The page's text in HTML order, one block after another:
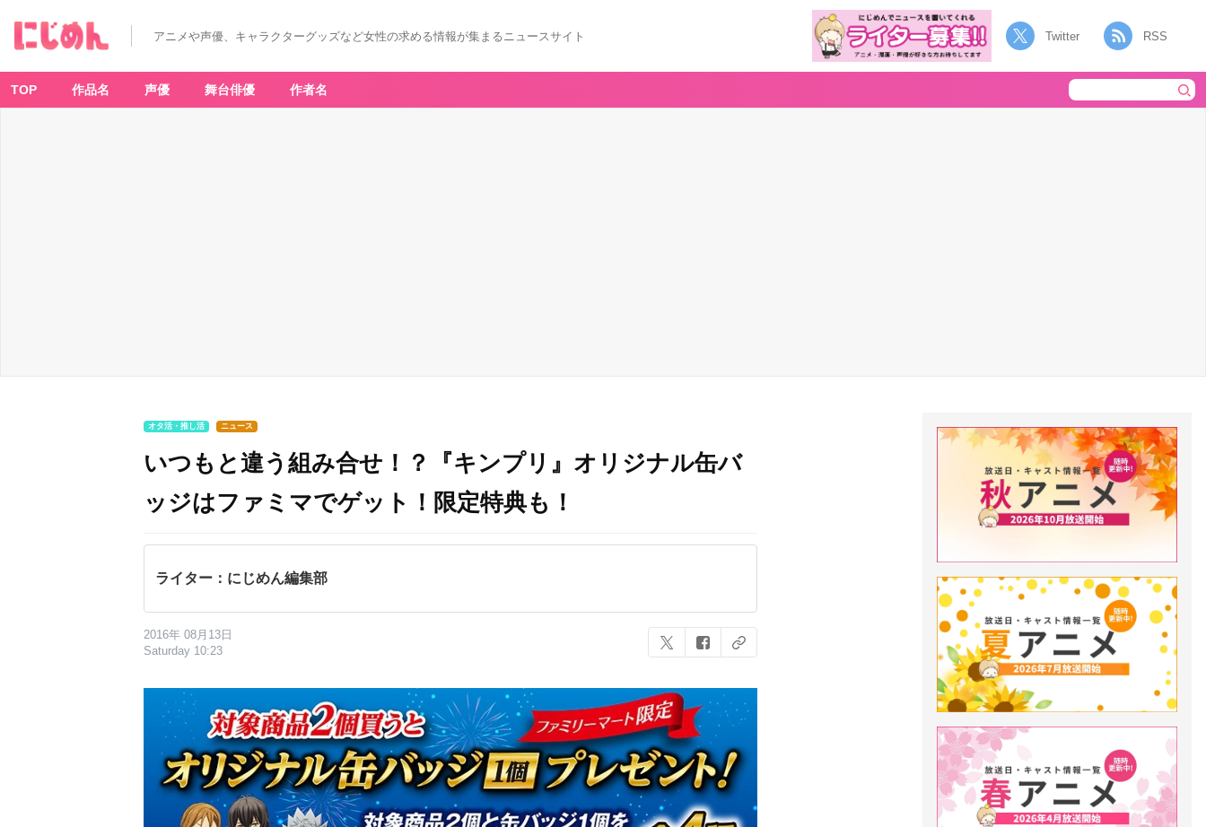
アニメや声優、キャラクターグッズなど女性の求める情報が集まるニュースサイト Twitter RSS
TOP 作品名 声優 舞台俳優 作者名
オタ活・推し活 ニュース
いつもと違う組み合せ！？『キンプリ』オリジナル缶バ
ッジはファミマでゲット！限定特典も！
ライター：にじめん編集部
2016年 08月13日
Saturday 10:23